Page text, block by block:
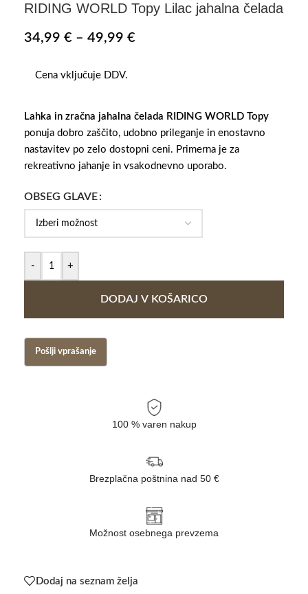
RIDING WORLD Topy Lilac jahalna čelada
34,99 € – 49,99 €
Cena vključuje DDV.
Lahka in zračna jahalna čelada RIDING WORLD Topy
ponuja dobro zaščito, udobno prileganje in enostavno
nastavitev po zelo dostopni ceni. Primerna je za
rekreativno jahanje in vsakodnevno uporabo.
OBSEG GLAVE
- +
DODAJ V KOŠARICO
100 % varen nakup
Brezplačna poštnina nad 50 €
Možnost osebnega prevzema
Dodaj na seznam želja